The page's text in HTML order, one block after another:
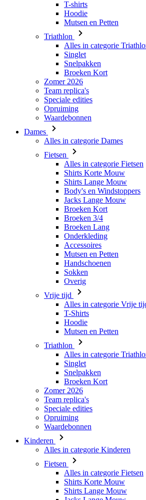
Alles in categorie Triathlon
Singlet
Snelpakken
Broeken Kort
Zomer 2026
Team replica's
Speciale edities
Opruiming
Waardebonnen
Dames
Alles in categorie Dames
Fietsen
Alles in categorie Fietsen
Shirts Lange Mouw
Body's en Windstoppers
Jacks Lange Mouw
Broeken Kort
Broeken 3/4
Broeken Lang
Onderkleding
Accessoires
Mutsen en Petten
Handschoenen
Sokken
Overig
Vrije tijd
Alles in categorie Vrije tijd
T-Shirts
Hoodie
Mutsen en Petten
Triathlon
Alles in categorie Triathlon
Singlet
Snelpakken
Broeken Kort
Zomer 2026
Team replica's
Speciale edities
Opruiming
Waardebonnen
Kinderen
Alles in categorie Kinderen
Fietsen
Alles in categorie Fietsen
Shirts Lange Mouw
Jacks Lange Mouw
Broeken Kort
Broeken Lang
Accessoires
Handschoenen